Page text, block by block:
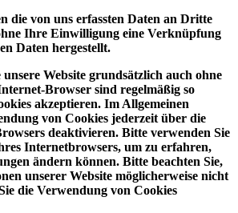
die von uns erfassten Daten an Dritte
Ihre Einwilligung eine Verknüpfung
Daten hergestellt.
Website grundsätzlich auch ohne
Browser sind regelmäßig so
akzeptieren. Im Allgemeinen
von Cookies jederzeit über die
deaktivieren. Bitte verwenden Sie
Internetbrowsers, um zu erfahren,
ändern können. Bitte beachten Sie,
unserer Website möglicherweise nicht
die Verwendung von Cookies